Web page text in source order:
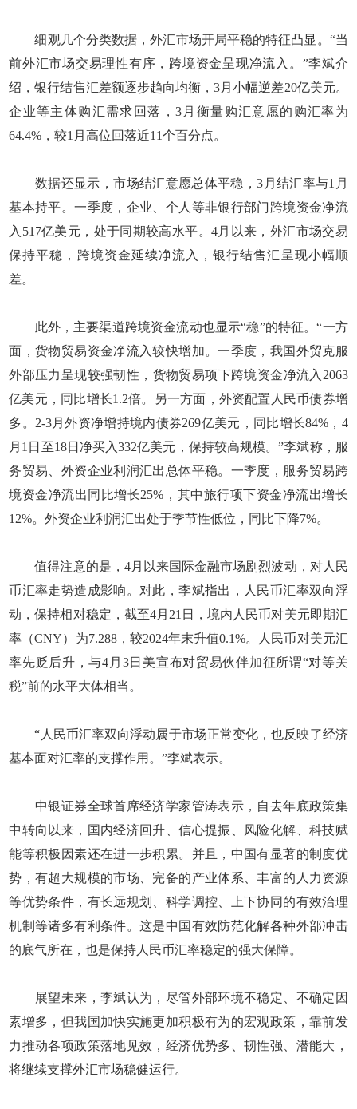
细观几个分类数据，外汇市场开局平稳的特征凸显。“当
前外汇市场交易理性有序，跨境资金呈现净流入。”李斌介
绍，银行结售汇差额逐步趋向均衡，3月小幅逆差20亿美元。
企业等主体购汇需求回落，3月衡量购汇意愿的购汇率为
64.4%，较1月高位回落近11个百分点。
数据还显示，市场结汇意愿总体平稳，3月结汇率与1月
基本持平。一季度，企业、个人等非银行部门跨境资金净流
入517亿美元，处于同期较高水平。4月以来，外汇市场交易
保持平稳，跨境资金延续净流入，银行结售汇呈现小幅顺
差。
此外，主要渠道跨境资金流动也显示“稳”的特征。“一方
面，货物贸易资金净流入较快增加。一季度，我国外贸克服
外部压力呈现较强韧性，货物贸易项下跨境资金净流入2063
亿美元，同比增长1.2倍。另一方面，外资配置人民币债券增
多。2-3月外资净增持境内债券269亿美元，同比增长84%，4
月1日至18日净买入332亿美元，保持较高规模。”李斌称，服
务贸易、外资企业利润汇出总体平稳。一季度，服务贸易跨
境资金净流出同比增长25%，其中旅行项下资金净流出增长
12%。外资企业利润汇出处于季节性低位，同比下降7%。
值得注意的是，4月以来国际金融市场剧烈波动，对人民
币汇率走势造成影响。对此，李斌指出，人民币汇率双向浮
动，保持相对稳定，截至4月21日，境内人民币对美元即期汇
率（CNY）为7.288，较2024年末升值0.1%。人民币对美元汇
率先贬后升，与4月3日美宣布对贸易伙伴加征所谓“对等关
税”前的水平大体相当。
“人民币汇率双向浮动属于市场正常变化，也反映了经济
基本面对汇率的支撑作用。”李斌表示。
中银证券全球首席经济学家管涛表示，自去年底政策集
中转向以来，国内经济回升、信心提振、风险化解、科技赋
能等积极因素还在进一步积累。并且，中国有显著的制度优
势，有超大规模的市场、完备的产业体系、丰富的人力资源
等优势条件，有长远规划、科学调控、上下协同的有效治理
机制等诸多有利条件。这是中国有效防范化解各种外部冲击
的底气所在，也是保持人民币汇率稳定的强大保障。
展望未来，李斌认为，尽管外部环境不稳定、不确定因
素增多，但我国加快实施更加积极有为的宏观政策，靠前发
力推动各项政策落地见效，经济优势多、韧性强、潜能大，
将继续支撑外汇市场稳健运行。